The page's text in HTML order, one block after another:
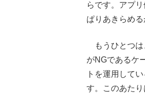
らです。アプ
ぱりあきらめ
もうひとつは
がNGであるケ
トを運用して
す。このあたり